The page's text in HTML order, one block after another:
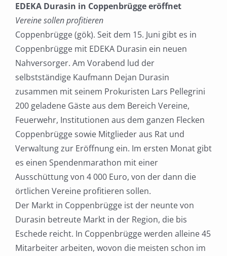
EDEKA Durasin in Coppenbrügge eröffnet
Vereine sollen profitieren
Coppenbrügge (gök). Seit dem 15. Juni gibt es in
Coppenbrügge mit EDEKA Durasin ein neuen
Nahversorger. Am Vorabend lud der
selbstständige Kaufmann Dejan Durasin
zusammen mit seinem Prokuristen Lars Pellegrini
200 geladene Gäste aus dem Bereich Vereine,
Feuerwehr, Institutionen aus dem ganzen Flecken
Coppenbrügge sowie Mitglieder aus Rat und
Verwaltung zur Eröffnung ein. Im ersten Monat gibt
es einen Spendenmarathon mit einer
Ausschüttung von 4 000 Euro, von der dann die
örtlichen Vereine profitieren sollen.
Der Markt in Coppenbrügge ist der neunte von
Durasin betreute Markt in der Region, die bis
Eschede reicht. In Coppenbrügge werden alleine 45
Mitarbeiter arbeiten, wovon die meisten schon im